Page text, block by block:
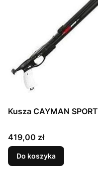
Kusza CAYMAN SPORT
Cena
419,00 zł
Do koszyka